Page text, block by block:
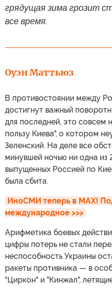
грядущая зима грозит
все время.
Оуэн Маттьюз
В противостоянии между
достигнут важный
для последней, это совсем
пользу Киева", о котором
Зеленский. На деле все
минувшей ночью ни одна из
выпущенных Россией по
была сбита.
ИноСМИ теперь в MAX!
международное >>>
Арифметика боевых
цифры потерь не стали
неспособность Украины
ракеты противника — в
"Циркон" и "Кинжал",